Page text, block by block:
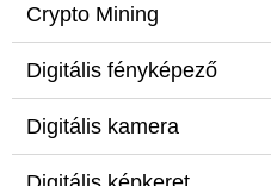
Crypto Mining
Digitális fényképező
Digitális kamera